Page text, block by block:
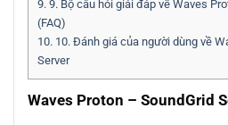
9. 9. Bộ câu hỏi giải đáp về Waves
(FAQ)
10. 10. Đánh giá của người dùng về
Server
Waves Proton – SoundGrid